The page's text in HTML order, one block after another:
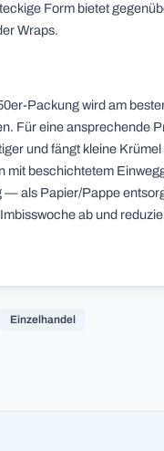
Form bietet
Wraps.
Packung wird am
Für eine ansprechende
und fängt kleine
mit beschichtetem
als Papier/Pappe
ab und
Einzelhandel